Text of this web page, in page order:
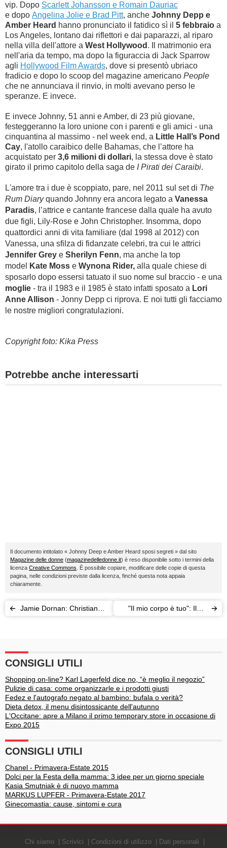
vip. Dopo Scarlett Johansson e Romain Dauriac
e dopo Angelina Jolie e Brad Pitt, anche Johnny Depp e
Amber Heard hanno pronunciato il fatidico sì il 5 febbraio a
Los Angeles, lontano dai riflettori e dai paparazzi, al riparo
nella villa dell'attore a West Hollywood . Il matrimonio era
nell'aria da tempo, ma dopo la figuraccia di Jack Sparrow
agli Hollywood Film Awards, dove si presentò ubriaco
fradicio e dopo lo scoop del magazine americano People
che ne annunciava il rinvio, in molti avevano perso le
speranze. E invece.
E invece Johnny, 51 anni e Amber, di 23 più giovane,
festeggeranno la loro unione con i parenti e gli amici - una
cinquantina al massimo - nel week end, a Little Hall’s Pond
Cay, l'atollo caraibico delle Bahamas, che l’attore ha
acquistato per 3,6 milioni di dollari, la stessa dove è stato
girato il primo capitolo della saga de I Pirati dei Caraibi.
L'amore tra i due è scoppiato, pare, nel 2011 sul set di The
Rum Diaryquando Johnny era ancora legato a Vanessa
Paradis, l’attrice e cantante francese dalla quale ha avuto
due figli, Lily-Rose e John Christopher. Insomma, dopo
quattordici anni di vita familiare (dal 1998 al 2012) con
Vanessa, una sfilza di fidanzate celebri, tra cui le attrici
Jennifer Grey e Sherilyn Fenn, ma anche la top
model
Kate Moss e Wynona Rider, alla quale chiese di
sposarlo dopo essersi tatuato il suo nome sul braccio - e una
moglie - tra il 1983 e il 1985 è stato infatti sposato a Lori
Anne Allison - Jonny Depp ci riprova. E noi tutti gli facciamo
le nostre migliori congratulazioni.
Copyright foto: Kika Press
Potrebbe anche interessarti
Il documento intitolato « Johnny Deep e Amber Heard sposi segreti » dal sito
Magazine delle donne (magazinedelledonne.it) è reso disponibile sotto i termini della
licenza Creative Commons . È possibile copiare, modificare delle copie di questa
pagina, nelle condizioni previste dalla licenza, finché questa nota appaia
chiaramente.
Jamie Dornan: Christian
"Il mio corpo è tuo": Ilma
CONSIGLI UTILI
Shopping on-line? Karl Lagerfeld dice no, “è meglio il negozio”
Pulizie di casa: come organizzarle e i prodotti giusti
Fedez e l'autografo negato al bambino: bufala o verità?
Dieta detox, il menu disintossicante dell'autunno
L'Occitane: apre a Milano il primo temporary store in occasione di
Expo 2015
CONSIGLI UTILI
Chanel - Primavera-Estate 2015
Dolci per la Festa della mamma: 3 idee per un giorno speciale
Kasia Smutniak è di nuovo mamma
MARKUS LUPFER - Primavera-Estate 2017
Ginecomastia: cause, sintomi e cura
Chi siamo Scrivici Condizioni di utilizzo Dati personali